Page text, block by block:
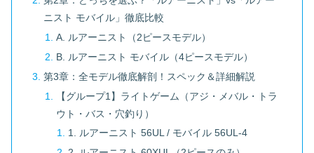
ニスト モバイル」徹底比較
A. ルアーニスト（2ピースモデル）
B. ルアーニスト モバイル（4ピースモデル）
第3章：全モデル徹底解剖！スペック＆詳細解説
【グループ1】ライトゲーム（アジ・メバル・トラ
ウト・バス・穴釣り）
1. ルアーニスト 56UL / モバイル 56UL-4